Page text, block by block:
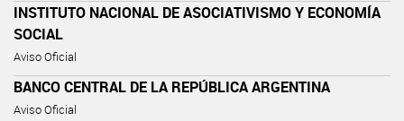
INSTITUTO NACIONAL DE ASOCIATIVISMO Y ECONOMÍA
SOCIAL
Aviso Oficial
BANCO CENTRAL DE LA REPÚBLICA ARGENTINA
Aviso Oficial